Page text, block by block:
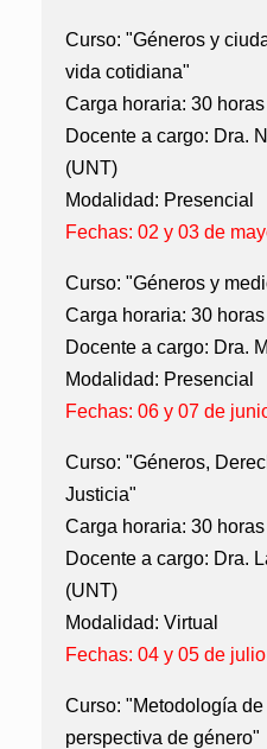
Curso: "Géneros y
vida cotidiana"
Carga horaria: 30 horas
Docente a cargo: Dra.
(UNT)
Modalidad: Presencial
Fechas: 02 y 03 de
Curso: "Géneros y
Carga horaria: 30 horas
Docente a cargo: Dra.
Modalidad: Presencial
Fechas: 06 y 07 de
Curso: "Géneros,
Justicia"
Carga horaria: 30 horas
Docente a cargo: Dra.
(UNT)
Modalidad: Virtual
Fechas: 04 y 05 de julio
Curso: "Metodología
perspectiva de género"